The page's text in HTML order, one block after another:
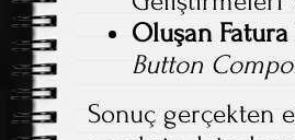
Oluşan
Button
Sonuç gerçekten